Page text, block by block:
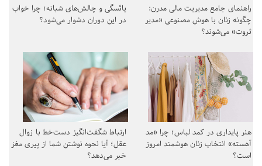
راهنمای جامع مدیریت مالی مدرن:
چگونه زنان با هوش مصنوعی «مدیر
ثروت» می‌شوند؟
یائسگی و چالش‌های شبانه؛ چرا خواب
در این دوران دشوار می‌شود؟
هنر پایداری در کمد لباس؛ چرا «مد
آهسته» انتخاب زنان هوشمند امروز
است؟
ارتباط شگفت‌انگیز دست‌خط با زوال
عقل؛ آیا نحوه نوشتن شما از پیری مغز
خبر می‌دهد؟